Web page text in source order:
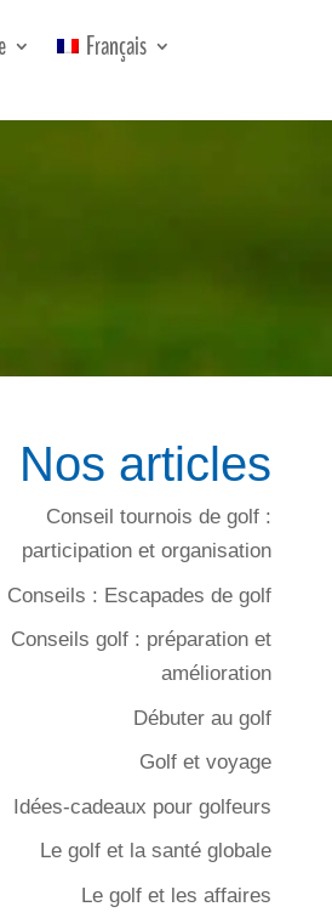
Français
Nos articles
Conseil tournois de golf :
participation et organisation
Conseils : Escapades de golf
Conseils golf : préparation et
amélioration
Débuter au golf
Golf et voyage
Idées-cadeaux pour golfeurs
Le golf et la santé globale
Le golf et les affaires